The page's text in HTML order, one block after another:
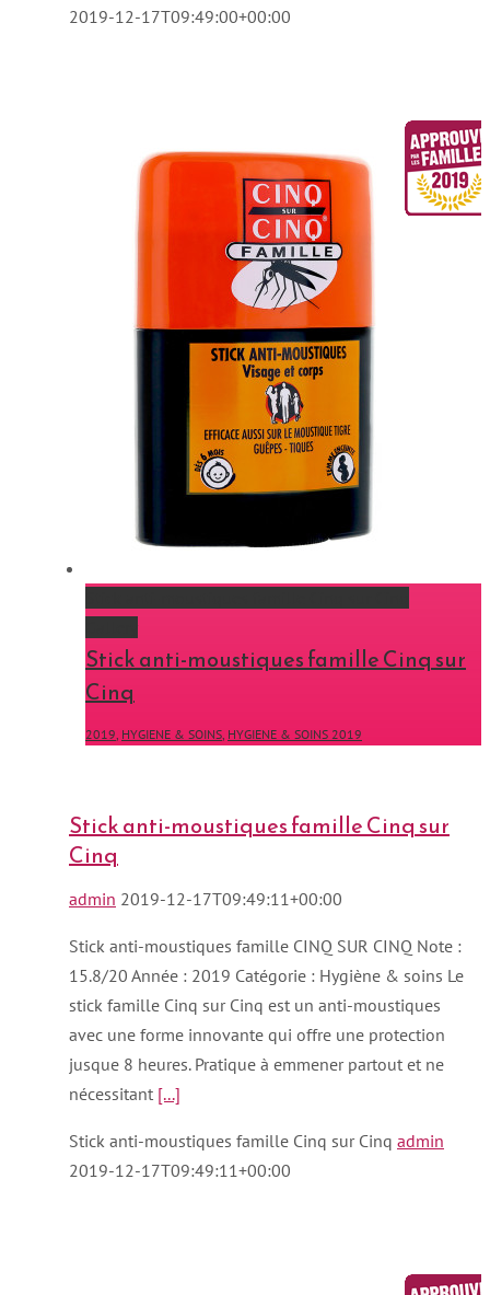
2019-12-17T09:49:00+00:00
Stick anti-moustiques famille Cinq sur
Cinq
2019, HYGIENE & SOINS, HYGIENE & SOINS 2019
Stick anti-moustiques famille Cinq sur
Cinq
admin 2019-12-17T09:49:11+00:00
Stick anti-moustiques famille CINQ SUR CINQ Note :
15.8/20 Année : 2019 Catégorie : Hygiène & soins Le
stick famille Cinq sur Cinq est un anti-moustiques
avec une forme innovante qui offre une protection
jusque 8 heures. Pratique à emmener partout et ne
nécessitant [...]
Stick anti-moustiques famille Cinq sur Cinq admin
2019-12-17T09:49:11+00:00